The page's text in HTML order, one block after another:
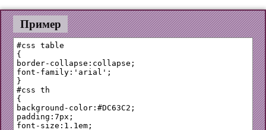
Пример
#css table
{
border-collapse:collapse;
font-family:'arial';
}
#css th
{
background-color:#DC63C2;
padding:7px;
font-size:1.1em;